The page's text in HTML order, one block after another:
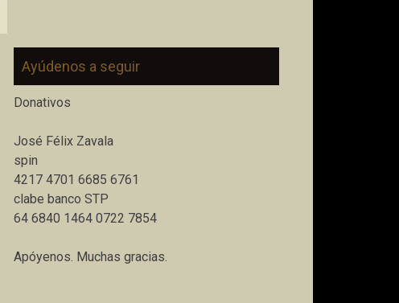
Ayúdenos a seguir
Donativos
José Félix Zavala
spin
4217 4701 6685 6761
clabe banco STP
64 6840 1464 0722 7854
Apóyenos. Muchas gracias.